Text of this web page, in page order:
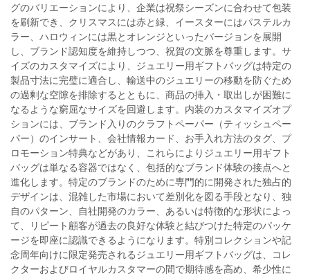
グのバリエーションにより、企業は祝祭シーズンに合わせて包装
を刷新でき、クリスマスには赤と緑、イースターにはパステルカ
ラー、ハロウィンには黒とオレンジといったバージョンを展開
し、ブランド認知度を維持しつつ、祝賀の文脈を尊重します。サ
イズのカスタマイズにより、ジュエリー用ギフトバッグは特定の
製品寸法に完璧に適合し、輸送中のジュエリーの移動を防ぐため
の過剰な空隙を排除するとともに、商品の挿入・取出しが困難に
なるような窮屈なサイズを回避します。内装のカスタマイズオプ
ションには、ブランド入りのクラフトペーパー（ティッシュペー
パー）のインサート、会社情報カード、お手入れ方法のタグ、プ
ロモーション特典などがあり、これらによりジュエリー用ギフト
バッグは単なる容器ではなく、包括的なブランド体験の接点へと
進化します。特定のブランドのために専門的に開発された独占的
デザインは、混雑した市場において差別化を図る手段となり、独
自のパターン、自社開発のカラー、あるいは特徴的な形状によっ
て、リピート顧客が過去の良好な体験と結びつけた特定のパッケ
ージを即座に認識できるようになります。特別コレクションや記
念周年向けに限定発売されるジュエリー用ギフトバッグは、コレ
クターおよびロイヤルカスタマーの間で期待感を高め、希少性に